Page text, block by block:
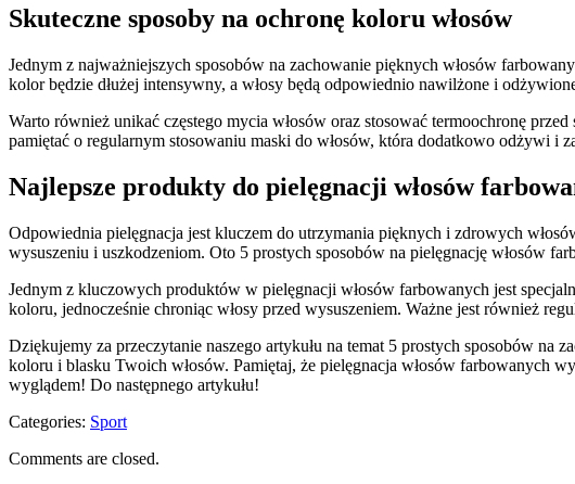
Skuteczne sposoby ⁤na ochronę koloru włosów
Jednym⁤ z najważniejszych sposobów na zachowanie pięknych‌ włosów
kolor będzie dłużej intensywny, a włosy będą odpowiednio nawilżone i
Warto ⁢również unikać ​częstego‌ mycia włosów oraz stosować termoochronę
pamiętać o ⁣regularnym ‌stosowaniu​ maski do włosów, która dodatkowo odżywi i‍
Najlepsze produkty do pielęgnacji włosów⁣
Odpowiednia pielęgnacja jest kluczem do utrzymania‍ pięknych i zdrowych
wysuszeniu i ​uszkodzeniom. Oto 5 prostych ⁢sposobów ‍na pielęgnację włosów⁤
Jednym⁤ z kluczowych produktów⁤ w pielęgnacji⁣ włosów farbowanych jest‌
koloru, jednocześnie‍ chroniąc włosy przed ‍wysuszeniem. Ważne jest również‌
Dziękujemy za przeczytanie ‌naszego artykułu na temat 5 prostych sposobów
koloru i blasku Twoich włosów. Pamiętaj, że pielęgnacja ⁣włosów farbowanych
wyglądem!⁣ Do następnego artykułu!
Categories: Sport
Comments are closed.